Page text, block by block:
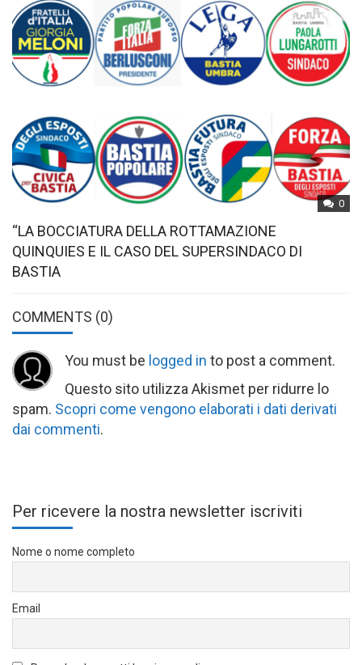
0
“LA BOCCIATURA DELLA ROTTAMAZIONE
QUINQUIES E IL CASO DEL SUPERSINDACO DI
BASTIA
COMMENTS (0)
You must be logged in to post a comment.
Questo sito utilizza Akismet per ridurre lo
spam. Scopri come vengono elaborati i dati derivati
dai commenti.
Per ricevere la nostra newsletter iscriviti
Nome o nome completo
Email